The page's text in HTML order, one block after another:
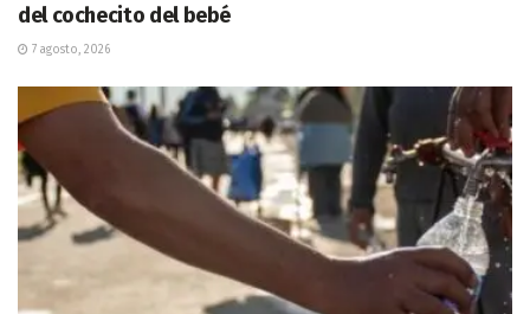
del cochecito del bebé
7 agosto, 2026